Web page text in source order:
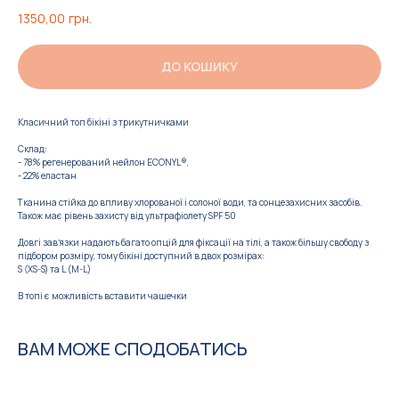
1350,00 грн.
ДО КОШИКУ
Класичний топ бікіні з трикутничками
Склад:
- 78% регенерований нейлон ECONYL®,
- 22% еластан
Тканина стійка до впливу хлорованої і солоної води, та сонцезахисних засобів.
Також має рівень захисту від ультрафіолету SPF 50
Довгі завʼязки надають багато опцій для фіксації на тілі, а також більшу свободу з
підбором розміру, тому бікіні доступний в двох розмірах:
S (XS-S) та L (M-L)
В топі є можливість вставити чашечки
ВАМ МОЖЕ СПОДОБАТИСЬ